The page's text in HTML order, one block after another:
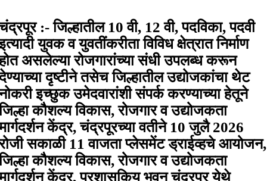
:- जिल्हातील 10 वी, 12 वी, पदविका, पदवी
युवक व युवतींकरीता विविध क्षेत्रात निर्माण
असलेल्या रोजगारांच्या संधी उपलब्ध करून
दृष्टीने तसेच जिल्हातील उद्योजकांचा थेट
इच्छुक उमेदवारांशी संपर्क करण्याच्या हेतूने
कौशल्य विकास, रोजगार व उद्योजकता
केंद्र, चंद्रपूरच्या वतीने 10 जुलै 2026
सकाळी 11 वाजता प्लेसमेंट ड्राईव्हचे आयोजन,
कौशल्य विकास, रोजगार व उद्योजकता
केंद्र, प्रशासकिय भवन चंद्रपूर येथे